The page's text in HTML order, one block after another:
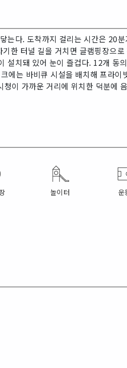
는다. 도착까지 걸리는 시간은 20
한 터널 길을 거치면 글램핑장으로
설치돼 있어 눈이 즐겁다. 12개 동
에는 바비큐 시설을 배치해 프라이
이 가까운 거리에 위치한 덕분에
놀이터 운